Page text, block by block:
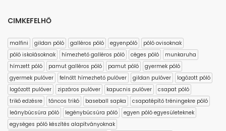
CIMKEFELHŐ
malfini gildan póló galléros póló egyenpóló
póló ovisoknak
póló iskolásoknak
hímezhető galléros póló céges póló
munkaruha
hímzett póló
pamut galléros póló pamut póló
gyermek póló
gyermek pulóver
felnőtt hímezhető pulóver gildan pulóver
logózott póló
logózott pulóver
zipzáros pulóver kapucnis pulóver
csapat póló
trikó edzésre
táncos trikó baseball sapka
csapatépítő tréningekre póló
leánybúcsúra póló
legénybúcsúra póló
egyen póló egyesületeknek
egységes póló készítés alapítványoknak